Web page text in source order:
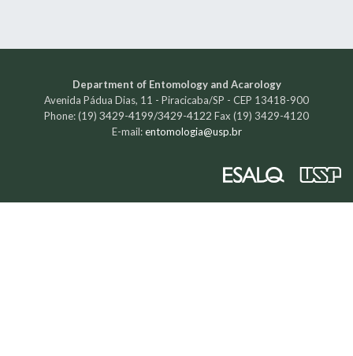
Department of Entomology and Acarology
Avenida Pádua Dias, 11 - Piracicaba/SP - CEP 13418-900
Phone: (19) 3429-4199/3429-4122 Fax (19) 3429-4120
E-mail:entomologia@usp.br